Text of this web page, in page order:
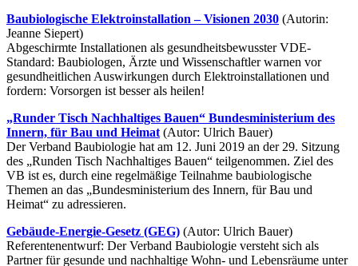
Baubiologische Elektroinstallation – Visionen 2030 (Autorin:
Jeanne Siepert)
Abgeschirmte Installationen als gesundheitsbewusster VDE-
Standard: Baubiologen, Ärzte und Wissenschaftler warnen vor
gesundheitlichen Auswirkungen durch Elektroinstallationen und
fordern: Vorsorgen ist besser als heilen!
„Runder Tisch Nachhaltiges Bauen“ Bundesministerium des
Innern, für Bau und Heimat(Autor: Ulrich Bauer)
Der Verband Baubiologie hat am 12. Juni 2019 an der 29. Sitzung
des „Runden Tisch Nachhaltiges Bauen“ teilgenommen. Ziel des
VB ist es, durch eine regelmäßige Teilnahme baubiologische
Themen an das „Bundesministerium des Innern, für Bau und
Heimat“ zu adressieren.
Gebäude-Energie-Gesetz (GEG) (Autor: Ulrich Bauer)
Referentenentwurf: Der Verband Baubiologie versteht sich als
Partner für gesunde und nachhaltige Wohn- und Lebensräume unter